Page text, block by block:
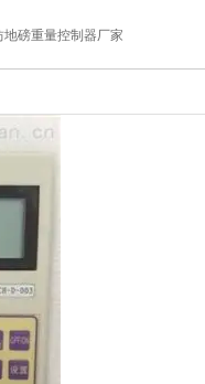
磅重量控制器厂家